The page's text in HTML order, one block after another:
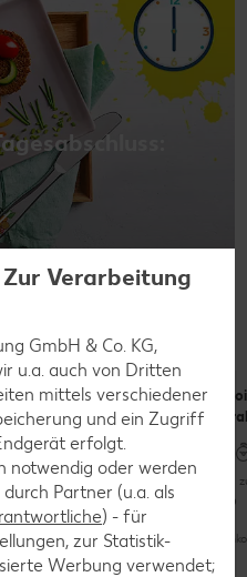
Rezepte für
Schatztruhe
Bis zu 30 Minuten
Unkompliziert
Bis
Verarbeitung
GmbH & Co. KG,
u.a. auch von Dritten
mittels verschiedener
und ein Zugriff
erfolgt.
notwendig oder werden
Partner (u.a. als
) - für
zur Statistik-
Werbung verwendet;